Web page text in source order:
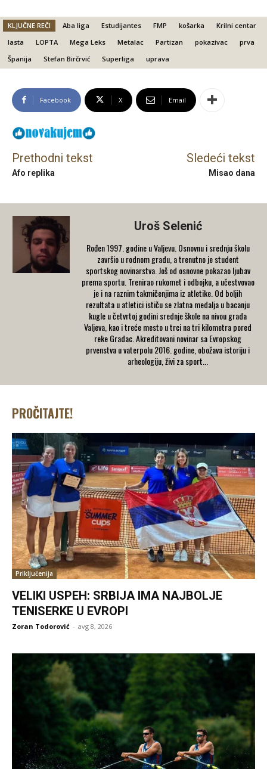
KLJUČNE REČI Aba liga Estudijantes FMP košarka
Krilni centar
lasta
LOPTA Mega Leks Metalac Partizan pokazivac
prva
Španija
Stefan Birčrvić Superliga uprava
Facebook X Email
Prethodni tekst
Afo replika
Sledeći tekst
Misao dana
Uroš Selenić
Rođen 1997. godine u Valjevu. Osnovnu i srednju školu
završio u rodnom gradu, a trenutno je student
sportskog novinarstva. Još od osnovne pokazao ljubav
prema sportu. Trenirao rukomet i odbojku, a učestvovao
je i na raznim takmičenjima iz atletike. Od boljih
rezultata u atletici ističu se zlatna medalja u bacanju
kugle u četvrtoj godini srednje škole na nivou grada
Valjeva, kao i treće mesto u trci na tri kilometra pored
reke Gradac. Akreditovani novinar sa Evropskog
prvenstva u vaterpolu 2016. godine, obožava istoriju i
arheologiju, živi za sport...
PROČITAJTE!
Priključenija
VELIKI USPEH: SRBIJA IMA NAJBOLJE
TENISERKE U EVROPI
Zoran Todorović - avg 8, 2026